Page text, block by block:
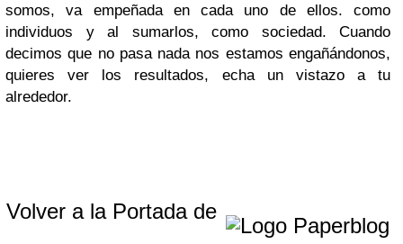
somos, va empeñada en cada uno de ellos. como
individuos y al sumarlos, como sociedad. Cuando
decimos que no pasa nada nos estamos engañándonos,
quieres ver los resultados, echa un vistazo a tu
alrededor.
Volver a la Portada de